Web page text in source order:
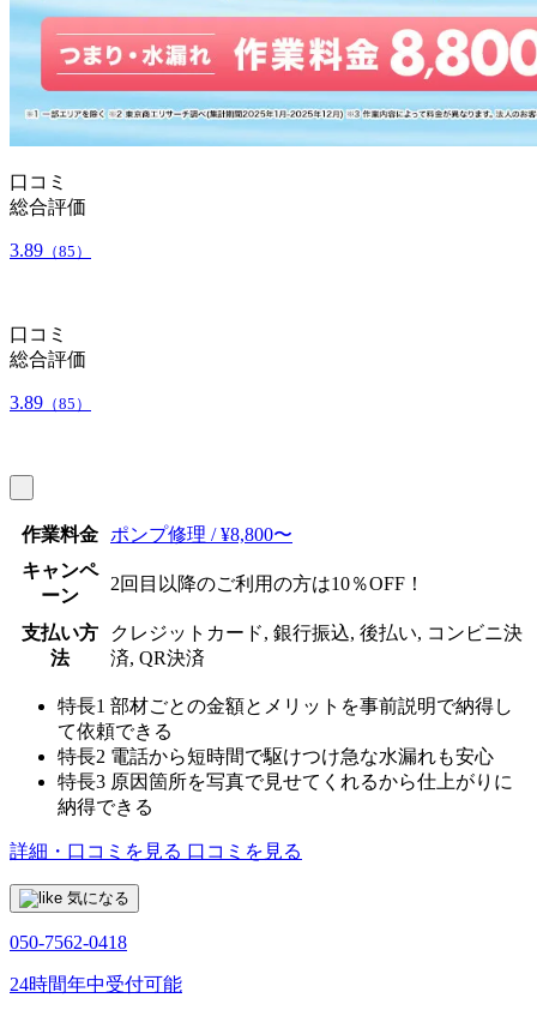
口コミ
総合評価
3.89 （85）
口コミ
総合評価
3.89 （85）
作業料金
ポンプ修理 / ¥8,800〜
キャンペ
ーン
2回目以降のご利用の方は10％OFF！
支払い方
法
クレジットカード, 銀行振込, 後払い, コンビニ決
済, QR決済
特長1 部材ごとの金額とメリットを事前説明で納得し
て依頼できる
特長2 電話から短時間で駆けつけ急な水漏れも安心
特長3 原因箇所を写真で見せてくれるから仕上がりに
納得できる
詳細・口コミを見る 口コミを見る
気になる
050-7562-0418
24時間年中受付可能